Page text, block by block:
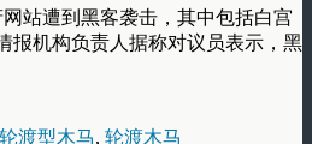
站遭到黑客袭击，其中包括白宫
报机构负责人据称对议员表示，黑
轮渡型木马, 轮渡木马